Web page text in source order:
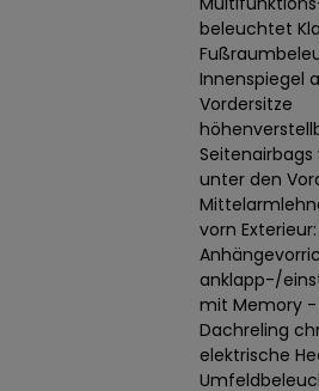
beleuchtet
Innenspiegel
Vordersitze
unter den
vorn
anklapp-/
mit Memory -
Dachreling
elektrische